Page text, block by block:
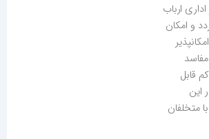
ارباب
و امکان
قابل
این
متخلفان